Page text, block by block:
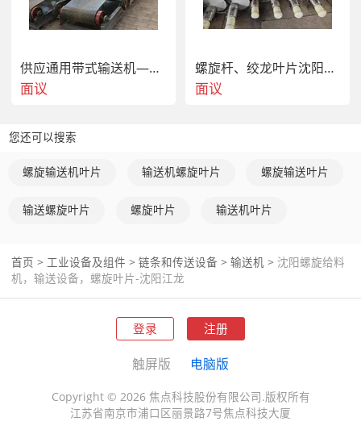
供应通用带式输送机—沈阳江龙机械制造有限公司
面议
螺旋杆、绞龙叶片沈阳江龙机械制造有限公司
面议
您还可以搜索
螺旋输送机叶片 输送机螺旋叶片 螺旋输送叶片
输送螺旋叶片 螺旋叶片 输送机叶片
首页 > 工业设备及组件 > 链条和传送设备 > 输送机 > 沈阳螺旋给料
机，输送设备，螺旋叶片-沈阳江龙
登录 注册
触屏版 电脑版
Copyright © 2026 焦点科技股份有限公司.版权所有
江苏省南京市浦口区丽景路7号焦点科技大厦